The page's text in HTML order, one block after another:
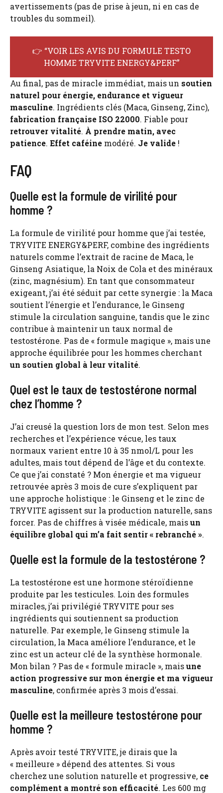
avertissements (pas de prise à jeun, ni en cas de
troubles du sommeil).
👉 “VOIR LES AVIS DU FORMULE TESTO
HOMME TRYVITE ENERGY&PERF”
Au final, pas de miracle immédiat, mais un soutien
naturel pour énergie, endurance et vigueur
masculine. Ingrédients clés (Maca, Ginseng, Zinc),
fabrication française ISO 22000. Fiable pour
retrouver vitalité. À prendre matin, avec
patience. Effet caféine modéré. Je valide !
FAQ
Quelle est la formule de virilité pour
homme ?
La formule de virilité pour homme que j’ai testée,
TRYVITE ENERGY&PERF, combine des ingrédients
naturels comme l’extrait de racine de Maca, le
Ginseng Asiatique, la Noix de Cola et des minéraux
(zinc, magnésium). En tant que consommateur
exigeant, j’ai été séduit par cette synergie : la Maca
soutient l’énergie et l’endurance, le Ginseng
stimule la circulation sanguine, tandis que le zinc
contribue à maintenir un taux normal de
testostérone. Pas de « formule magique », mais une
approche équilibrée pour les hommes cherchant
un soutien global à leur vitalité.
Quel est le taux de testostérone normal
chez l’homme ?
J’ai creusé la question lors de mon test. Selon mes
recherches et l’expérience vécue, les taux
normaux varient entre 10 à 35 nmol/L pour les
adultes, mais tout dépend de l’âge et du contexte.
Ce que j’ai constaté ? Mon énergie et ma vigueur
retrouvée après 3 mois de cure s’expliquent par
une approche holistique : le Ginseng et le zinc de
TRYVITE agissent sur la production naturelle, sans
forcer. Pas de chiffres à visée médicale, maisun
équilibre global qui m’a fait sentir « rebranché ».
Quelle est la formule de la testostérone ?
La testostérone est une hormone stéroïdienne
produite par les testicules. Loin des formules
miracles, j’ai privilégié TRYVITE pour ses
ingrédients qui soutiennent sa production
naturelle. Par exemple, le Ginseng stimule la
circulation, la Maca améliore l’endurance, et le
zinc est un acteur clé de la synthèse hormonale.
Mon bilan ? Pas de « formule miracle », maisune
action progressive sur mon énergie et ma vigueur
masculine, confirmée après 3 mois d’essai.
Quelle est la meilleure testostérone pour
homme ?
Après avoir testé TRYVITE, je dirais que la
« meilleure » dépend des attentes. Si vous
cherchez une solution naturelle et progressive, ce
complément a montré son efficacité. Les 600 mg